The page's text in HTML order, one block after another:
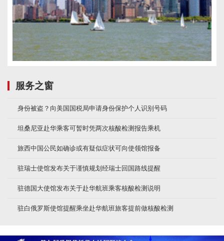
服务之窗
身份被盗？向美国国税局申请身份保护个人识别号码
坦桑尼亚赴华乘客可暂时凭两次核酸检测报告乘机
旅西中国公民如确诊或有疑似症状可向使领馆报备
驻瑞士使馆发布关于谨慎规划经瑞士回国路线提醒
驻德国大使馆发布关于赴华航班乘客核酸检测说明
驻白俄罗斯使馆提醒乘坐赴华航班旅客提前做核酸检测